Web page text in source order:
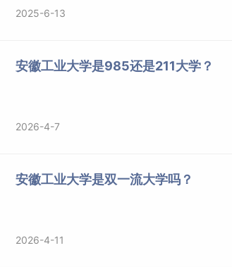
2025-6-13
安徽工业大学是985还是211大学？
2026-4-7
安徽工业大学是双一流大学吗？
2026-4-11